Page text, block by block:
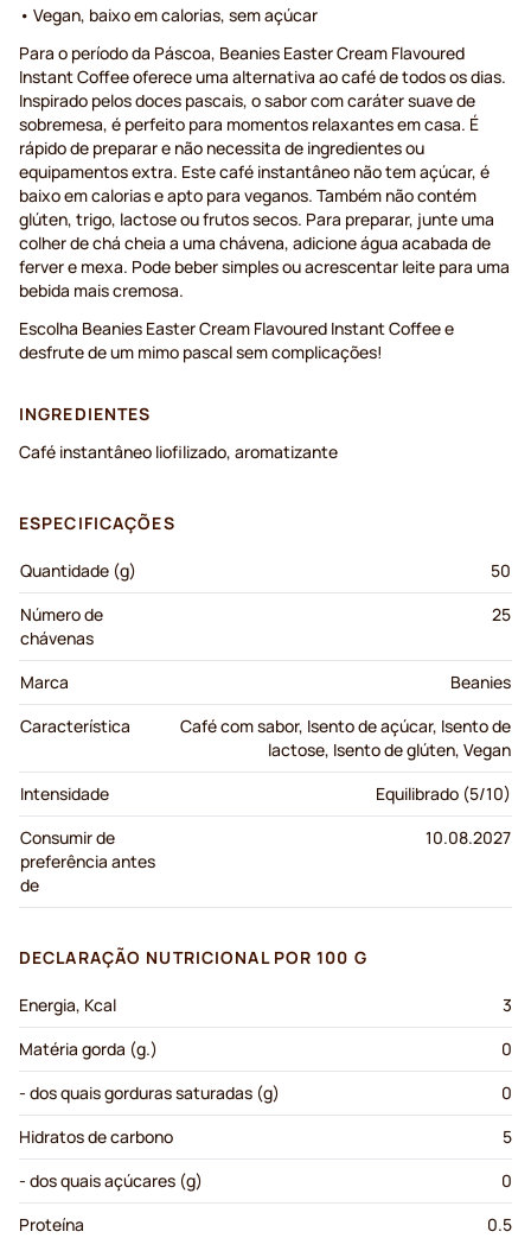
• Vegan, baixo em calorias, sem açúcar
Para o período da Páscoa, Beanies Easter Cream Flavoured
Instant Coffee oferece uma alternativa ao café de todos os dias.
Inspirado pelos doces pascais, o sabor com caráter suave de
sobremesa, é perfeito para momentos relaxantes em casa. É
rápido de preparar e não necessita de ingredientes ou
equipamentos extra. Este café instantâneo não tem açúcar, é
baixo em calorias e apto para veganos. Também não contém
glúten, trigo, lactose ou frutos secos. Para preparar, junte uma
colher de chá cheia a uma chávena, adicione água acabada de
ferver e mexa. Pode beber simples ou acrescentar leite para uma
bebida mais cremosa.
Escolha Beanies Easter Cream Flavoured Instant Coffee e
desfrute de um mimo pascal sem complicações!
INGREDIENTES
Café instantâneo liofilizado, aromatizante
ESPECIFICAÇÕES
Quantidade (g)
50
Número de
chávenas
25
Marca
Beanies
Característica
Café com sabor, Isento de açúcar, Isento de
lactose, Isento de glúten, Vegan
Intensidade
Equilibrado (5/10)
Consumir de
preferência antes
de
10.08.2027
DECLARAÇÃO NUTRICIONAL POR 100 G
Energia, Kcal
3
Matéria gorda (g.)
0
- dos quais gorduras saturadas (g)
0
Hidratos de carbono
5
- dos quais açúcares (g)
0
Proteína
0.5